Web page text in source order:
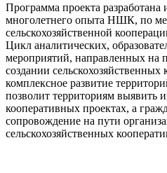
Программа проекта разработана
многолетнего опыта НШК, по
сельскохозяйственной
Цикл аналитических,
мероприятий, направленных на
создании
комплексное развитие
позволит территориям выявить
кооперативных проектах, а
сопровождение на пути
сельскохозяйственных